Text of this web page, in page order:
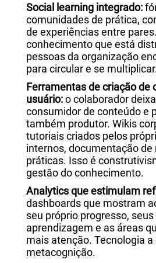
Social learning integrado:
comunidades de prática,
de experiências entre
conhecimento que está
pessoas da organização
para circular e se
Ferramentas de criação de
usuário:o colaborador
consumidor de conteúdo e
também produtor. Wikis
tutoriais criados pelos
internos, documentação de
práticas. Isso é
gestão do conhecimento.
Analytics que estimulam
dashboards que mostram
seu próprio progresso,
aprendizagem e as áreas
mais atenção. Tecnologia a
metacognição.